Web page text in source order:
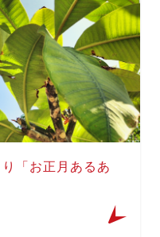
「お正月あるあ